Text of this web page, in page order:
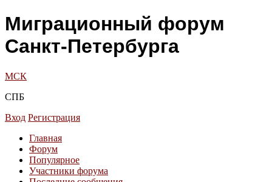
Миграционный форум
Санкт-Петербурга
МСК
СПБ
Вход Регистрация
Главная
Форум
Популярное
Участники форума